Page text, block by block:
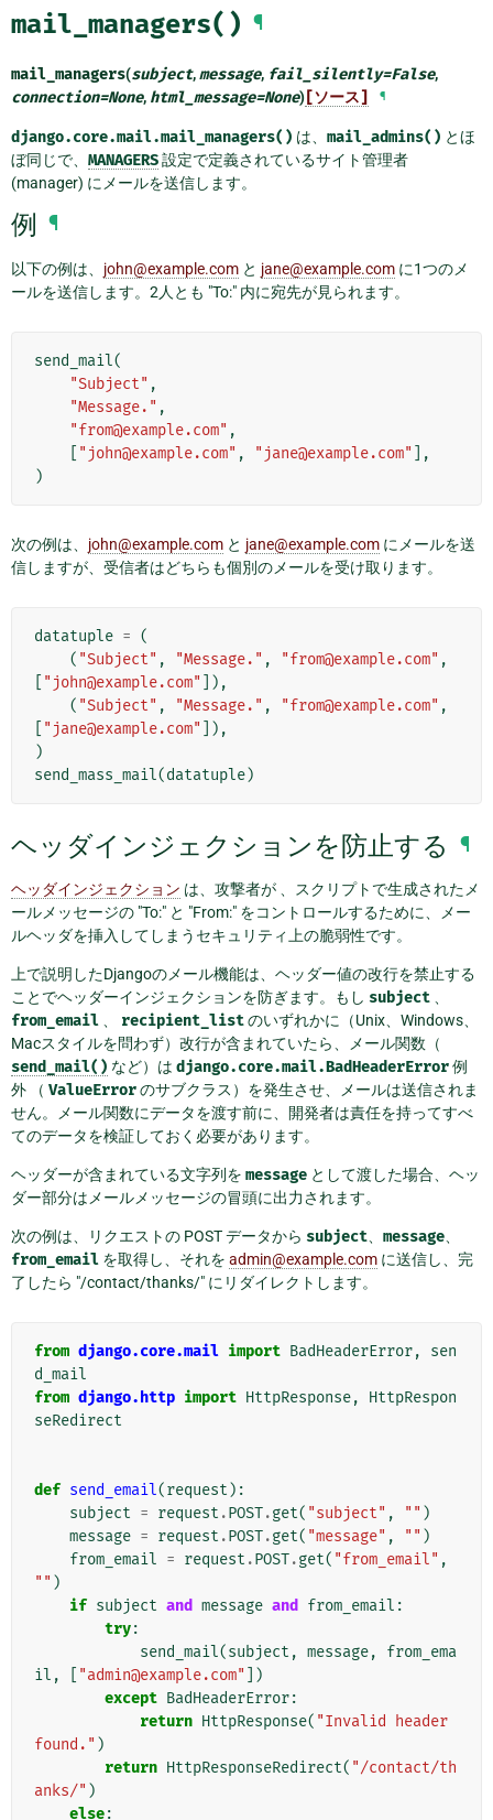
mail_managers() ¶
mail_managers(subject,message, fail_silently=False,
connection=None, html_message=None) [ソース] ¶
django.core.mail.mail_managers() は、 mail_admins() とほ
ぼ同じで、 MANAGERS設定で定義されているサイト管理者
(manager) にメールを送信します。
例 ¶
以下の例は、 john@example.com と jane@example.com に1つのメ
ールを送信します。2人とも "To:" 内に宛先が見られます。
send_mail(
"Subject" ,
"Message." ,
"from@example.com" ,
"john@example.com" , "jane@example.com"
],
)
次の例は、 john@example.com と jane@example.com にメールを送
信しますが、受信者はどちらも個別のメールを受け取ります。
datatuple = (
( "Subject" , "Message." , "from@example.com" ,
"john@example.com"
]),
( "Subject" , "Message." , "from@example.com" ,
"jane@example.com"
]),
)
send_mass_mail(datatuple)
ヘッダインジェクションを防止する ¶
ヘッダインジェクション は、攻撃者が 、スクリプトで生成されたメ
ールメッセージの "To:" と "From:" をコントロールするために、メー
ルヘッダを挿入してしまうセキュリティ上の脆弱性です。
上で説明したDjangoのメール機能は、ヘッダー値の改行を禁止する
ことでヘッダーインジェクションを防ぎます。もし subject 、
from_email 、 recipient_listのいずれかに（Unix、Windows、
Macスタイルを問わず）改行が含まれていたら、メール関数（
send_mail() など）は django.core.mail.BadHeaderError例
外 （ ValueErrorのサブクラス）を発生させ、メールは送信されま
せん。メール関数にデータを渡す前に、開発者は責任を持ってすべ
てのデータを検証しておく必要があります。
ヘッダーが含まれている文字列を message として渡した場合、ヘッ
ダー部分はメールメッセージの冒頭に出力されます。
次の例は、リクエストの POST データから subject、 message、
from_email を取得し、それを admin@example.com に送信し、完
了したら "/contact/thanks/" にリダイレクトします。
from django.core.mail import BadHeaderError,
sen
d_mail
from django.http import HttpResponse,
HttpRespon
seRedirect
def send_email(request ):
subject = request .POST.get( "subject" , "" )
message = request .POST.get( "message" , "" )
from_email = request .POST.get( "from_email" ,
"" )
if subject and message and from_email :
try:
send_mail(subject , message,
from_ema
il , "admin@example.com"
])
except BadHeaderError:
return HttpResponse( "Invalid header
found." )
return HttpResponseRedirect( "/contact/th
anks/" )
else: